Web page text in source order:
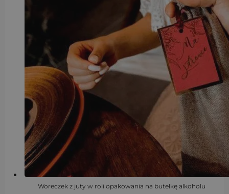
Woreczek z juty w roli opakowania na butelkę alkoholu